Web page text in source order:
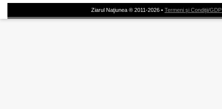
Ziarul Naţiunea ® 2011-2026 • Termeni şi Condiţii/